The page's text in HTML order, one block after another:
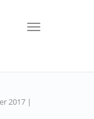
Toggle
2017 |